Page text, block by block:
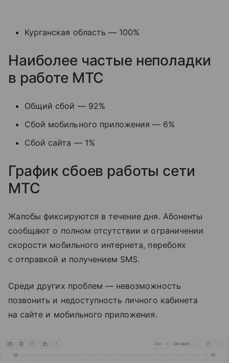
Курганская область — 100%
Наиболее частые неполадки
в работе МТС
Общий сбой — 92%
Сбой мобильного приложения — 6%
Сбой сайта — 1%
График сбоев работы сети
МТС
Жалобы фиксируются в течение дня. Абоненты
сообщают о полном отсутствии и ограничении
скорости мобильного интернета, перебоях
с отправкой и получением SMS.
Среди других проблем — невозможность
позвонить и недоступность личного кабинета
на сайте и мобильного приложения.